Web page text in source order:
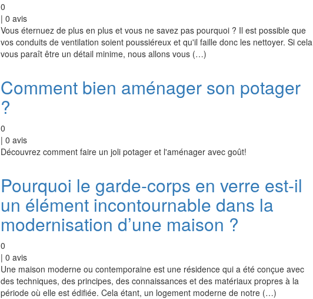
0
| 0 avis
Vous éternuez de plus en plus et vous ne savez pas pourquoi ? Il est possible que
vos conduits de ventilation soient poussiéreux et qu'il faille donc les nettoyer. Si cela
vous paraît être un détail minime, nous allons vous (…)
Comment bien aménager son potager
?
0
| 0 avis
Découvrez comment faire un joli potager et l'aménager avec goût!
Pourquoi le garde-corps en verre est-il
un élément incontournable dans la
modernisation d’une maison ?
0
| 0 avis
Une maison moderne ou contemporaine est une résidence qui a été conçue avec
des techniques, des principes, des connaissances et des matériaux propres à la
période où elle est édifiée. Cela étant, un logement moderne de notre (…)